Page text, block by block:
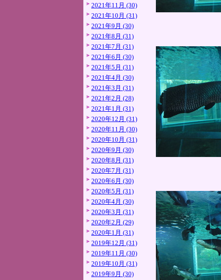
2021年11月 (30)
2021年10月 (31)
2021年9月 (30)
2021年8月 (31)
2021年7月 (31)
2021年6月 (30)
2021年5月 (31)
2021年4月 (30)
2021年3月 (31)
2021年2月 (28)
2021年1月 (31)
2020年12月 (31)
2020年11月 (30)
2020年10月 (31)
2020年9月 (30)
2020年8月 (31)
2020年7月 (31)
2020年6月 (30)
2020年5月 (31)
2020年4月 (30)
2020年3月 (31)
2020年2月 (29)
2020年1月 (31)
2019年12月 (31)
2019年11月 (30)
2019年10月 (31)
2019年9月 (30)